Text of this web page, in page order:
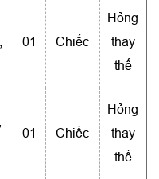
01 Chiếc
Hỏng
thay
thế
01 Chiếc
Hỏng
thay
thế